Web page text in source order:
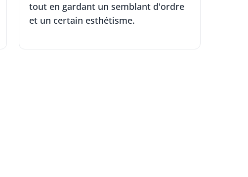
tout en gardant un semblant d'ordre
et un certain esthétisme.